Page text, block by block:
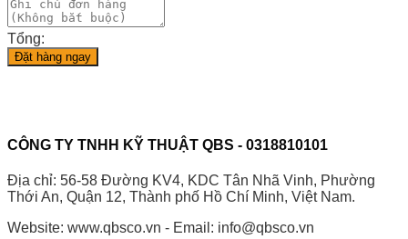
Tổng:
Đặt hàng ngay
CÔNG TY TNHH KỸ THUẬT QBS - 0318810101
Địa chỉ: 56-58 Đường KV4, KDC Tân Nhã Vinh, Phường
Thới An, Quận 12, Thành phố Hồ Chí Minh, Việt Nam.
Website: www.qbsco.vn - Email: info@qbsco.vn